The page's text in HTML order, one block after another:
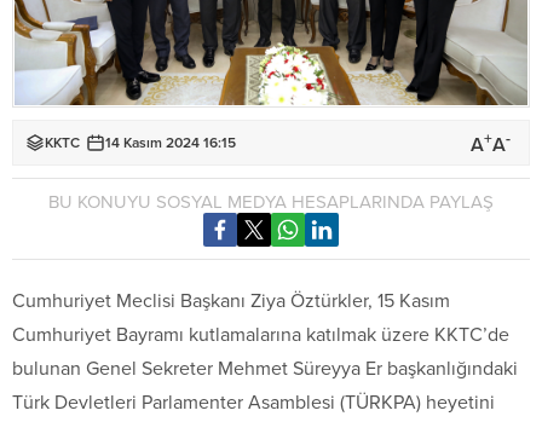
KKTC 14 Kasım 2024 16:15 A+A-
BU KONUYU SOSYAL MEDYA HESAPLARINDA PAYLAŞ
Cumhuriyet Meclisi Başkanı Ziya Öztürkler, 15 Kasım
Cumhuriyet Bayramı kutlamalarına katılmak üzere KKTC’de
bulunan Genel Sekreter Mehmet Süreyya Er başkanlığındaki
Türk Devletleri Parlamenter Asamblesi (TÜRKPA) heyetini